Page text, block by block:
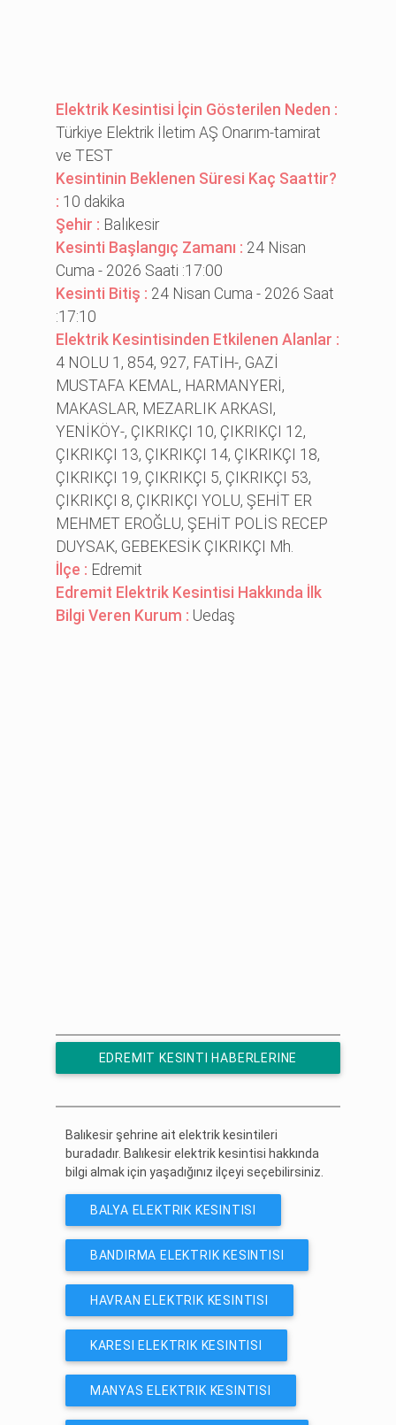
Elektrik Kesintisi İçin Gösterilen Neden :
Türkiye Elektrik İletim AŞ Onarım-tamirat
ve TEST
Kesintinin Beklenen Süresi Kaç Saattir?
: 10 dakika
Şehir : Balıkesir
Kesinti Başlangıç Zamanı : 24 Nisan
Cuma - 2026 Saati :17:00
Kesinti Bitiş : 24 Nisan Cuma - 2026 Saat
:17:10
Elektrik Kesintisinden Etkilenen Alanlar :
4 NOLU 1, 854, 927, FATİH-, GAZİ
MUSTAFA KEMAL, HARMANYERİ,
MAKASLAR, MEZARLIK ARKASI,
YENİKÖY-, ÇIKRIKÇI 10, ÇIKRIKÇI 12,
ÇIKRIKÇI 13, ÇIKRIKÇI 14, ÇIKRIKÇI 18,
ÇIKRIKÇI 19, ÇIKRIKÇI 5, ÇIKRIKÇI 53,
ÇIKRIKÇI 8, ÇIKRIKÇI YOLU, ŞEHİT ER
MEHMET EROĞLU, ŞEHİT POLİS RECEP
DUYSAK, GEBEKESİK ÇIKRIKÇI Mh.
İlçe : Edremit
Edremit Elektrik Kesintisi Hakkında İlk
Bilgi Veren Kurum : Uedaş
EDREMIT KESINTI HABERLERINE
Balıkesir şehrine ait elektrik kesintileri
buradadır. Balıkesir elektrik kesintisi hakkında
bilgi almak için yaşadığınız ilçeyi seçebilirsiniz.
BALYA ELEKTRIK KESINTISI
BANDIRMA ELEKTRIK KESINTISI
HAVRAN ELEKTRIK KESINTISI
KARESI ELEKTRIK KESINTISI
MANYAS ELEKTRIK KESINTISI